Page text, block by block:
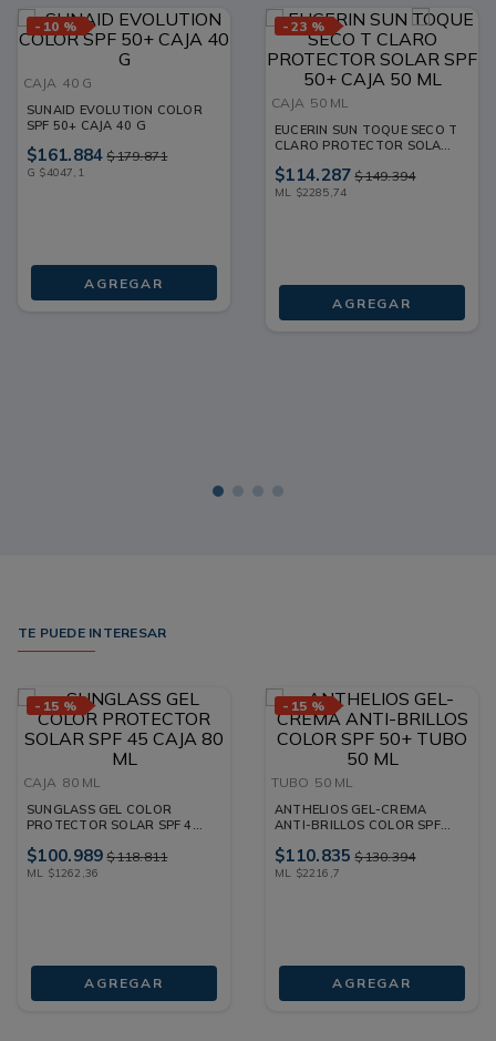
- 10 %
CAJA 40 G
SUNAID EVOLUTION COLOR
SPF 50+ CAJA 40 G
$161.884 $179.871
G $4047, 1
AGREGAR
- 23 %
CAJA 50 ML
EUCERIN SUN TOQUE SECO T
CLARO PROTECTOR SOLAR
$114.287 $149.394
ML $2285,74
AGREGAR
TE PUEDE INTERESAR
- 15 %
CAJA 80 ML
SUNGLASS GEL COLOR
PROTECTOR SOLAR SPF 45
$100.989 $118.811
ML $1262 ,36
AGREGAR
- 15 %
TUBO 50 ML
ANTHELIOS GEL-CREMA
ANTI-BRILLOS COLOR SPF
$110.835 $130.394
ML $2216 ,7
AGREGAR